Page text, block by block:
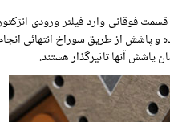
فوقانی وارد فیلتر ورودی
و پاشش از طریق سوراخ انتهائی